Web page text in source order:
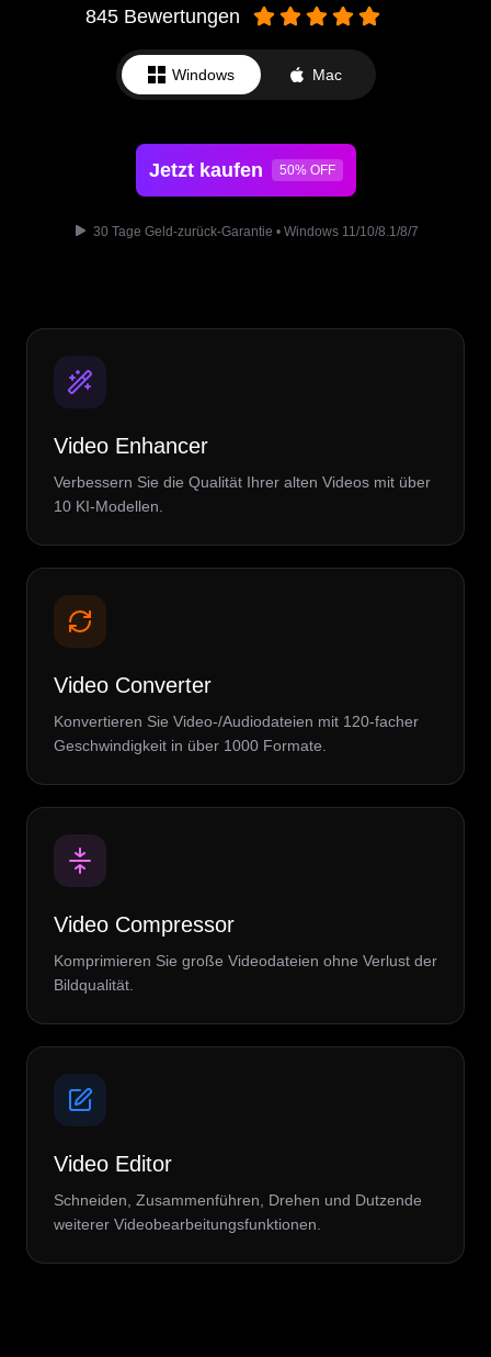
845 Bewertungen
Windows Mac
Jetzt kaufen 50% OFF
30 Tage Geld-zurück-Garantie • Windows 11/10/8.1/8/7
Video Enhancer
Verbessern Sie die Qualität Ihrer alten Videos mit über
10 KI-Modellen.
Video Converter
Konvertieren Sie Video-/Audiodateien mit 120-facher
Geschwindigkeit in über 1000 Formate.
Video Compressor
Komprimieren Sie große Videodateien ohne Verlust der
Bildqualität.
Video Editor
Schneiden, Zusammenführen, Drehen und Dutzende
weiterer Videobearbeitungsfunktionen.